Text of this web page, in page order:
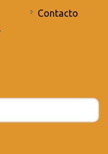
Contacto